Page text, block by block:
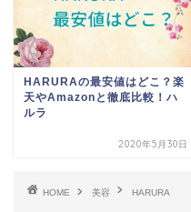
HARURAの最安値はどこ？楽
天やAmazonと徹底比較！ハ
ルラ
2020年5月30日
HOME 美容 HARURA